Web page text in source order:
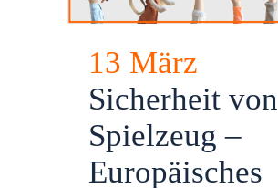
13 März
Sicherheit von
Spielzeug –
Europäisches